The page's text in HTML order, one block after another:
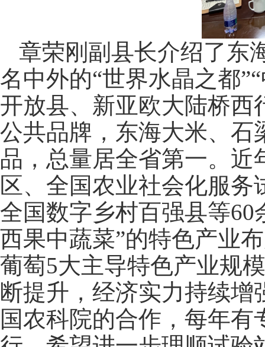
章荣刚副县长介绍了东
名中外的“世界水晶之都
开放县、新亚欧大陆桥西
公共品牌，东海大米、石
品，总量居全省第一。
区、全国农业社会化服
全国数字乡村百强县等
西果中蔬菜”的特色产业
葡萄5大主导特色产业规
断提升，经济实力持续
国农科院的合作，每年